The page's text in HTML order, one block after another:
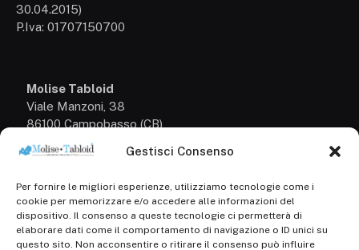
Gestisci Consenso
Per fornire le migliori esperienze, utilizziamo tecnologie come i
cookie per memorizzare e/o accedere alle informazioni del
dispositivo. Il consenso a queste tecnologie ci permetterà di
elaborare dati come il comportamento di navigazione o ID unici su
questo sito. Non acconsentire o ritirare il consenso può influire
30.04.2015)
P.Iva: 01707150700
Molise Tabloid
Viale Manzoni, 38
86100 Campobasso (CB)
+39 3333169466
Scrivici a:
info@molisetabloid.it
commerciale@molisetabloid.it